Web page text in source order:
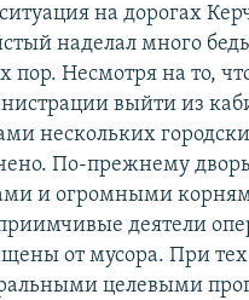
на дорогах
наделал много
пор. Несмотря на то,
выйти из
нескольких
По-прежнему
и огромными
деятели
от мусора. При
целевыми